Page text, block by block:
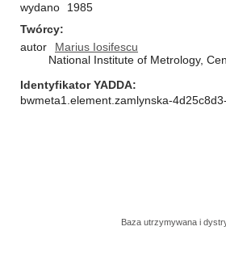
wydano
1985
Twórcy
autor
Marius Iosifescu
National Institute of Metrology,
Identyfikator YADDA
bwmeta1.element.zamlynska-
Baza utrzymywana i